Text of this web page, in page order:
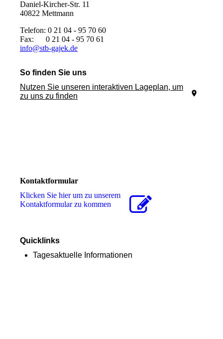
Daniel-Kircher-Str. 11
40822 Mettmann
Telefon: 0 21 04 - 95 70 60
Fax: 0 21 04 - 95 70 61
info@stb-gajek.de
So finden Sie uns
Nutzen Sie unseren interaktiven La­ge­plan, um
zu uns zu finden
Kontaktformular
Klicken Sie hier um zu unserem
Kon­takt­for­mu­lar zu kommen
Quicklinks
Tagesaktuelle Informationen